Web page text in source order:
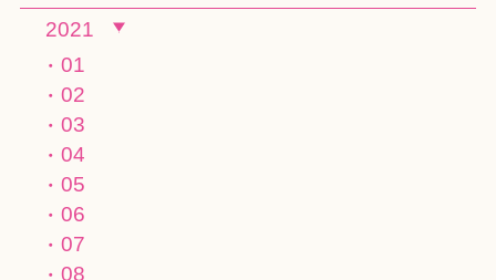
2021
01
02
03
04
05
06
07
08